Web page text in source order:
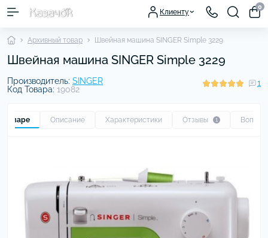
Клиенту
0
Архивный товар Швейная машина SINGER Simple 3229
Швейная машина SINGER Simple 3229
Производитель: SINGER
Код Товара: 19082
1
товаре Описание Характеристики Отзывы 1